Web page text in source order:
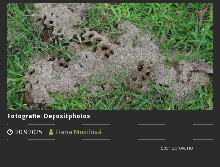
Fotografie: Depositphotos
20.9.2025 Hana Musilová